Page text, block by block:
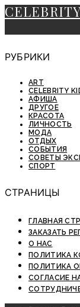
РУБРИКИ
ART
CELEBRITY
АФИША
ДРУГОЕ
КРАСОТА
ЛИЧНОСТЬ
МОДА
ОТДЫХ
СОБЫТИЯ
СОВЕТЫ
СПОРТ
СТРАНИЦЫ
ГЛАВНАЯ
ЗАКАЗАТЬ
О НАС
ПОЛИТИКА
ПОЛИТИКА
СОГЛАСИЕ